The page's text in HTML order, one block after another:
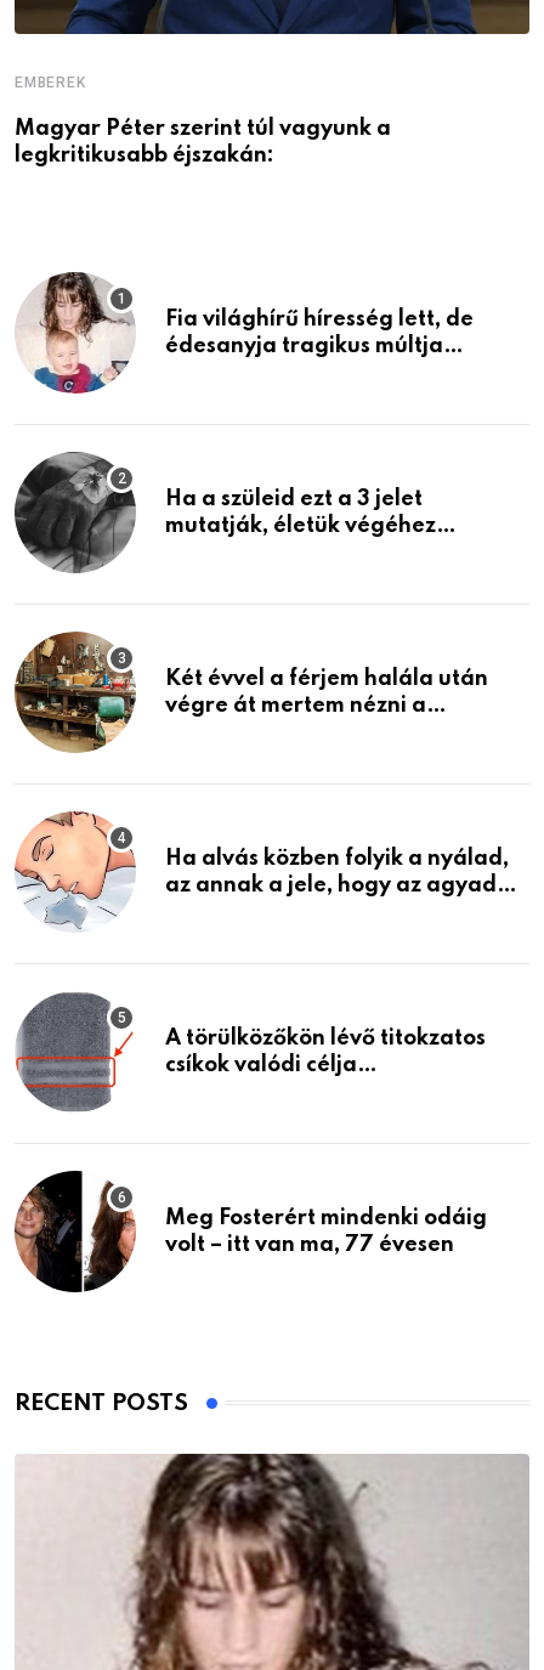
EMBEREK
Magyar Péter szerint túl vagyunk a
legkritikusabb éjszakán:
Fia világhírű híresség lett, de
édesanyja tragikus múltja
Ha a szüleid ezt a 3 jelet
mutatják, életük végéhez
Két évvel a férjem halála után
végre át mertem nézni a
életemet
Ha alvás közben folyik a nyálad,
az annak a jele, hogy az agyad…
A törülközőkön lévő titokzatos
csíkok valódi célja…
Meg Fosterért mindenki odáig
volt – itt van ma, 77 évesen
RECENT POSTS